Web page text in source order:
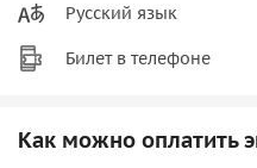
Русский язык
Билет в телефоне
Как можно оплатить